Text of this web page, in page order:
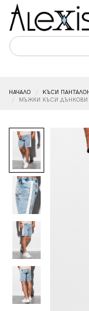
НАЧАЛО
KЪСИ
МЪЖКИ КЪСИ ДЪНКОВИ